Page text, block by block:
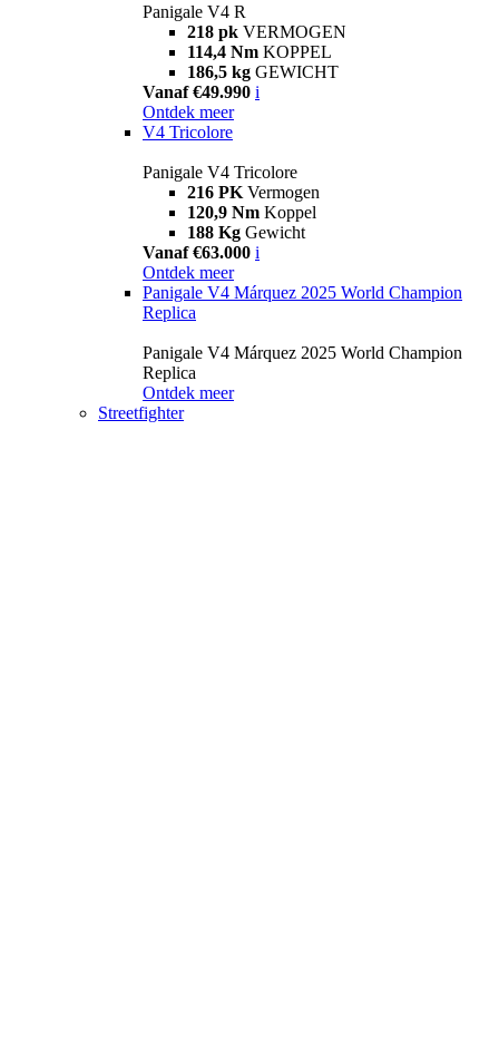
Panigale V4 R
218 pk VERMOGEN
114,4 Nm KOPPEL
186,5 kg GEWICHT
Vanaf €49.990 i
Ontdek meer
V4 Tricolore
Panigale V4 Tricolore
216 PK Vermogen
120,9 Nm Koppel
188 Kg Gewicht
Vanaf €63.000 i
Ontdek meer
Panigale V4 Márquez 2025 World Champion
Replica
Panigale V4 Márquez 2025 World Champion
Replica
Ontdek meer
Streetfighter